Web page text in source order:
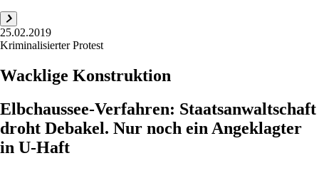
25.02.2019
Kriminalisierter Protest
Wacklige Konstruktion
Elbchaussee-Verfahren: Staatsanwaltschaft
droht Debakel. Nur noch ein Angeklagter
in U-Haft